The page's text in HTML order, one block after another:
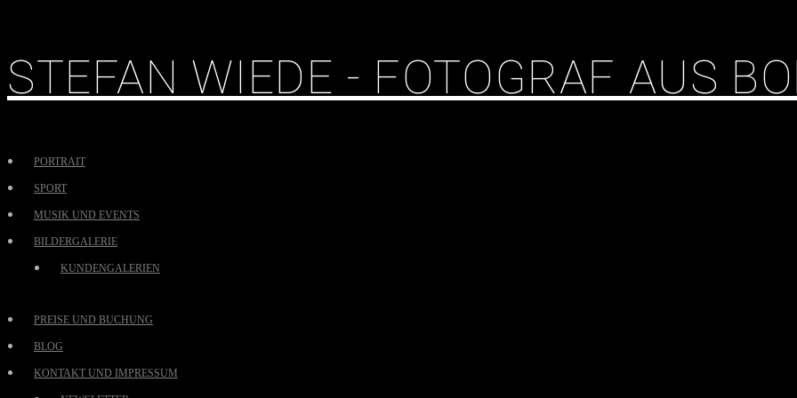
STEFAN WIEDE - FOTOGRAF AUS
PORTRAIT
SPORT
MUSIK UND EVENTS
BILDERGALERIE
KUNDENGALERIEN
PREISE UND BUCHUNG
BLOG
KONTAKT UND IMPRESSUM